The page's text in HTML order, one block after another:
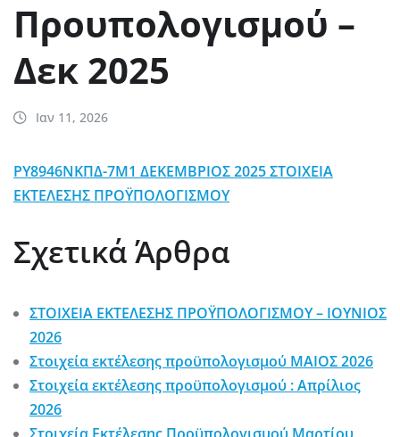
Προυπολογισμού –
Δεκ 2025
Ιαν 11, 2026
ΡΥ8946ΝΚΠΔ-7Μ1 ΔΕΚΕΜΒΡΙΟΣ 2025 ΣΤΟΙΧΕΙΑ
ΕΚΤΕΛΕΣΗΣ ΠΡΟΫΠΟΛΟΓΙΣΜΟΥ
Σχετικά Άρθρα
ΣΤΟΙΧΕΙΑ ΕΚΤΕΛΕΣΗΣ ΠΡΟΫΠΟΛΟΓΙΣΜΟΥ – ΙΟΥΝΙΟΣ
2026
Στοιχεία εκτέλεσης προϋπολογισμού ΜΑΙΟΣ 2026
Στοιχεία εκτέλεσης προϋπολογισμού : Απρίλιος
2026